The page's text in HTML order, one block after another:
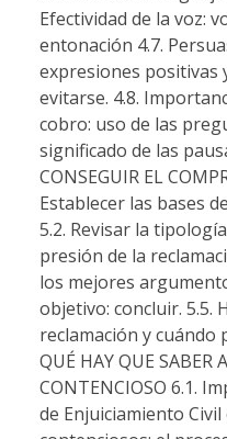
Efectividad de la voz:
entonación 4.7.
expresiones positivas
evitarse. 4.8.
cobro: uso de las
significado de las
CONSEGUIR EL
Establecer las bases
5.2. Revisar la
presión de la
los mejores
objetivo: concluir. 5.5.
reclamación y cuándo
QUÉ HAY QUE SABER
CONTENCIOSO 6.1.
de Enjuiciamiento